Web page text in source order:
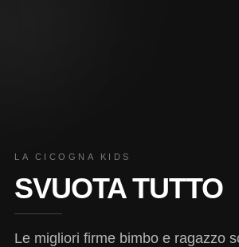
LA CICOGNA KIDS
SVUOTA TUTTO
Le migliori firme bimbo e ragazzo